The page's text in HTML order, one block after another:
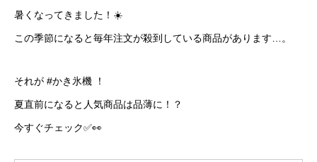
暑くなってきました！☀️
この季節になると毎年注文が殺到している商品があります…。
それが #かき氷機 ！
夏直前になると人気商品は品薄に！？
今すぐチェック✅👀